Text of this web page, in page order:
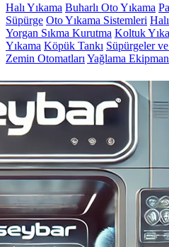
Halı Yıkama Buharlı Oto Yıkama
Süpürge Oto Yıkama Sistemleri
Yorgan Sıkma Kurutma Koltuk
Yıkama Köpük Tankı Süpürgeler
Zemin Otomatları Yağlama